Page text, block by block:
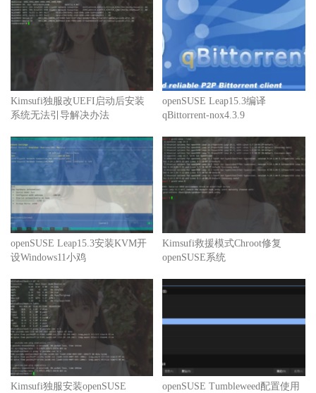
Kimsufi独服改UEFI启动后安装
系统无法引导解决办法
openSUSE Leap15.3编译
qBittorrent-nox4.3.9
openSUSE Leap15.3安装KVM开
设Windows11小鸡
Kimsufi救援模式Chroot修复
openSUSE系统
Kimsufi独服安装openSUSE
openSUSE Tumbleweed配置使用